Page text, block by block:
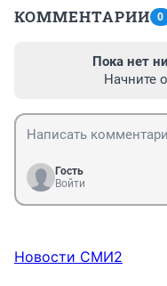
КОММЕНТАРИИ 0
Пока нет
Начните
Гость
Войти
Новости СМИ2